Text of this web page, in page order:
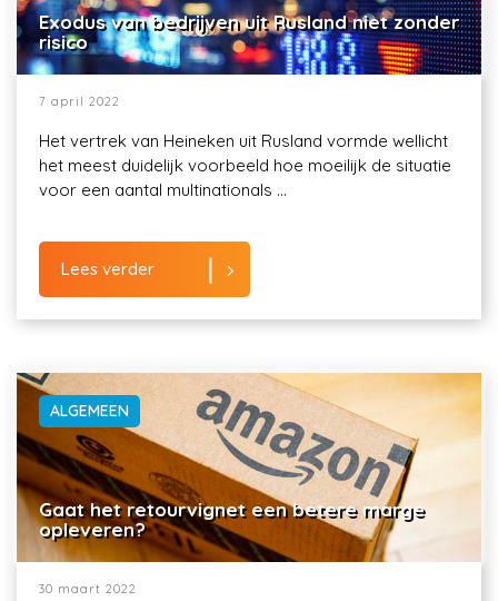
Exodus van bedrijven uit Rusland niet zonder
risico
7 april 2022
Het vertrek van Heineken uit Rusland vormde wellicht
het meest duidelijk voorbeeld hoe moeilijk de situatie
voor een aantal multinationals ...
Lees verder
ALGEMEEN
Gaat het retourvignet een betere marge
opleveren?
30 maart 2022